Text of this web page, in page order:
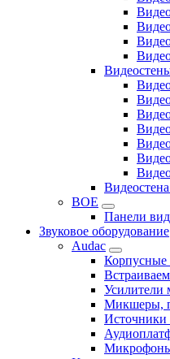
BOE
Панели
Звуковое оборудование
Audac
Корпусные
Усилители
Микшеры,
Источники